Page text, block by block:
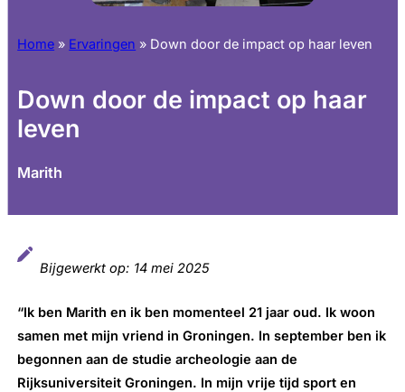
Home » Ervaringen » Down door de impact op haar leven
Down door de impact op haar
leven
Marith
Bijgewerkt op: 14 mei 2025
“Ik ben Marith en ik ben momenteel 21 jaar oud. Ik woon
samen met mijn vriend in Groningen. In september ben ik
begonnen aan de studie archeologie aan de
Rijksuniversiteit Groningen. In mijn vrije tijd sport en